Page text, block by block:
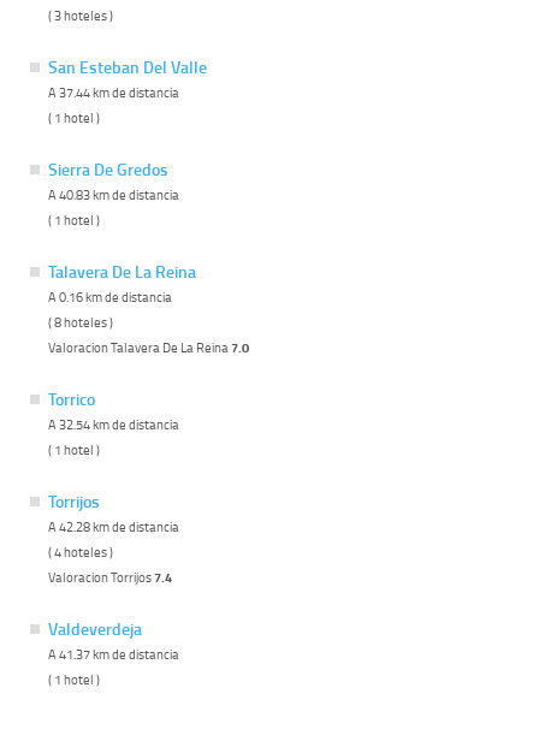
( 3 hoteles )
San Esteban Del Valle
A 37.44 km de distancia
( 1 hotel )
Sierra De Gredos
A 40.83 km de distancia
( 1 hotel )
Talavera De La Reina
A 0.16 km de distancia
( 8 hoteles )
Valoracion Talavera De La Reina 7.0
Torrico
A 32.54 km de distancia
( 1 hotel )
Torrijos
A 42.28 km de distancia
( 4 hoteles )
Valoracion Torrijos7.4
Valdeverdeja
A 41.37 km de distancia
( 1 hotel )